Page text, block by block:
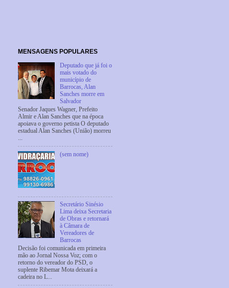
MENSAGENS POPULARES
Deputado que já foi o
mais votado do
município de
Barrocas, Alan
Sanches morre em
Salvador
Senador Jaques Wagner, Prefeito
Almir e Alan Sanches que na época
apoiava o governo petista O deputado
estadual Alan Sanches (União) morreu
...
(sem nome)
Secretário Sinésio
Lima deixa Secretaria
de Obras e retornará
à Câmara de
Vereadores de
Barrocas
Decisão foi comunicada em primeira
mão ao Jornal Nossa Voz; com o
retorno do vereador do PSD, o
suplente Ribemar Mota deixará a
cadeira no L...